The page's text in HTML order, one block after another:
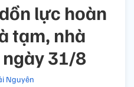
lực hoàn
tạm, nhà
31/8
Nguyên